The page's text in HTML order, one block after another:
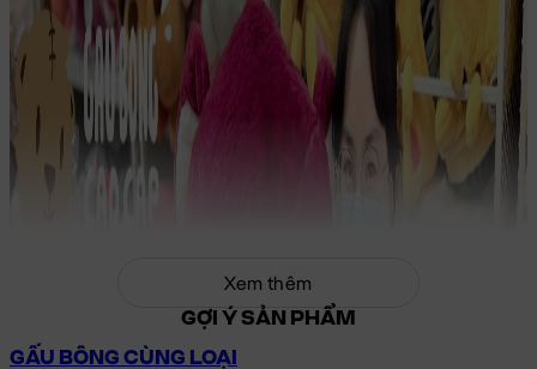
Xem thêm
GỢI Ý SẢN PHẨM
GẤU BÔNG CÙNG LOẠI